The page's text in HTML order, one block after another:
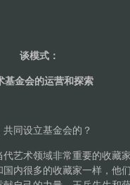
谈模式：
基金会的运营和探索
同设立基金会的？
艺术领域非常重要的收藏
内很多的收藏家一样，他